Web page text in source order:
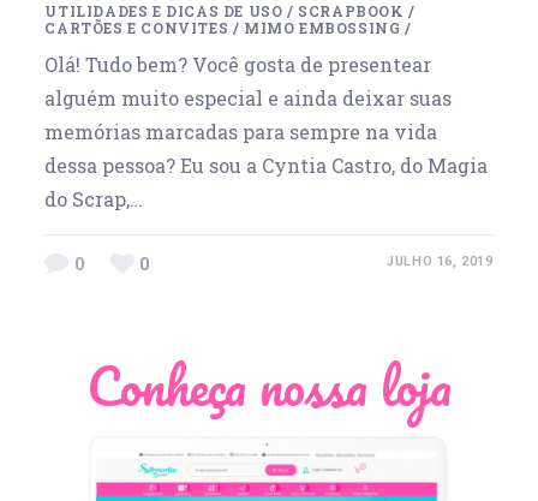
UTILIDADES E DICAS DE USO / SCRAPBOOK /
CARTÕES E CONVITES / MIMO EMBOSSING /
Olá! Tudo bem? Você gosta de presentear
alguém muito especial e ainda deixar suas
memórias marcadas para sempre na vida
dessa pessoa? Eu sou a Cyntia Castro, do Magia
do Scrap,…
0 0 JULHO 16, 2019
Conheça nossa loja